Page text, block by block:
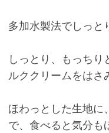
多加水製法でしっ
しっとり、もっちり
ルククリームをはさ
ほわっとした生地に
で、食べると気分も